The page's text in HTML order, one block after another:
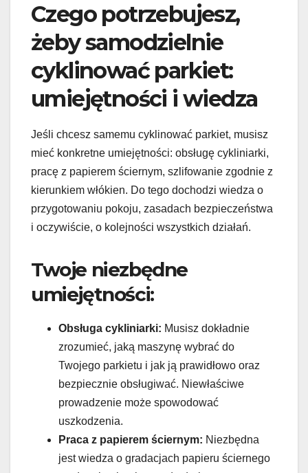
Czego potrzebujesz,
żeby samodzielnie
cyklinować parkiet:
umiejętności i wiedza
Jeśli chcesz samemu cyklinować parkiet, musisz
mieć konkretne umiejętności: obsługę cykliniarki,
pracę z papierem ściernym, szlifowanie zgodnie z
kierunkiem włókien. Do tego dochodzi wiedza o
przygotowaniu pokoju, zasadach bezpieczeństwa
i oczywiście, o kolejności wszystkich działań.
Twoje niezbędne
umiejętności:
Obsługa cykliniarki: Musisz dokładnie
zrozumieć, jaką maszynę wybrać do
Twojego parkietu i jak ją prawidłowo oraz
bezpiecznie obsługiwać. Niewłaściwe
prowadzenie może spowodować
uszkodzenia.
Praca z papierem ściernym: Niezbędna
jest wiedza o gradacjach papieru ściernego